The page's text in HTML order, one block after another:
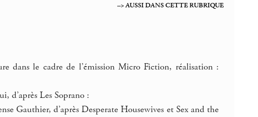
–> AUSSI DANS CETTE RUBRIQUE
dans le cadre de l’émission Micro Fiction, réalisation :
d’après Les Soprano :
Gauthier, d’après Desperate Housewives et Sex and the